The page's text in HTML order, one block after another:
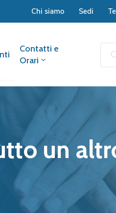
Chi siamo Sedi
Contatti e
Orari
un